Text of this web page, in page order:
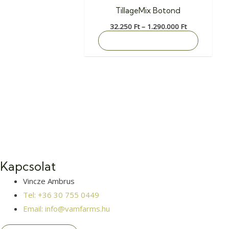
TillageMix Botond
32.250 Ft– 1.290.000 Ft
Kapcsolat
Vincze Ambrus
Tel: +36 30 755 0449
Email: info@vamfarms.hu